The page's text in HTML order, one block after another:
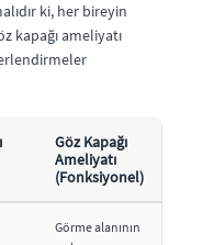
ki, her bireyin
kapağı ameliyatı
Göz Kapağı
Ameliyatı
(Fonksiyonel)
Görme alanının